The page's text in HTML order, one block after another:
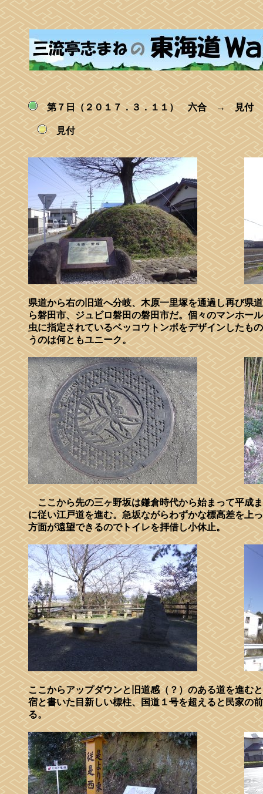
第７日（２０１７．３．１１） 六合 → 見付
見付
県道から右の旧道へ分岐、木原一里塚を通過し再び県
ら磐田市、ジュビロ磐田の磐田市だ。個々のマンホー
虫に指定されているベッコウトンボをデザインしたも
うのは何ともユニーク。
ここから先の三ヶ野坂は鎌倉時代から始まって平成
に従い江戸道を進む。急坂ながらわずかな標高差を上
方面が遠望できるのでトイレを拝借し小休止。
ここからアップダウンと旧道感（？）のある道を進む
宿と書いた目新しい標柱、国道１号を超えると民家の
る。